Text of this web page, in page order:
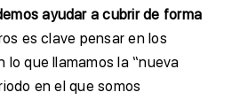
ayudar a cubrir de forma
es clave pensar en los
lo que llamamos la “nueva
en el que somos